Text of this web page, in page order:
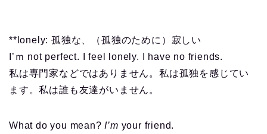
**lonely: 孤独な、（孤独のために）寂しい
I’ｍ not perfect. I feel lonely. I have no friends.
私は専門家などではありません。私は孤独を感じてい
ます。私は誰も友達がいません。
What do you mean? I’m your friend.